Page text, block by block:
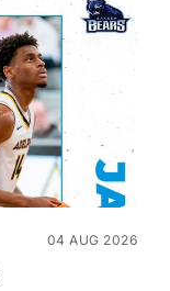
04 AUG 2026